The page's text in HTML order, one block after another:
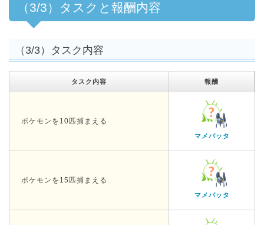
（3/3）タスクと報酬内容
（3/3）タスク内容
タスク内容 報酬
ポケモンを10匹捕まえる
マメバッタ
ポケモンを15匹捕まえる
マメバッタ